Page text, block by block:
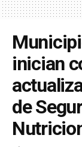
inician
de